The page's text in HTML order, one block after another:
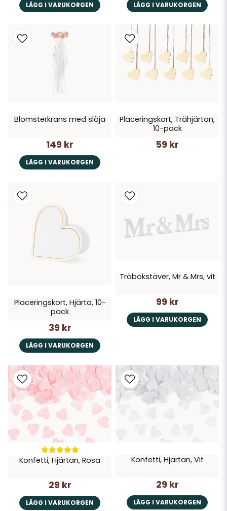
LÄGG I VARUKORGEN LÄGG I VARUKORGEN
Blomsterkrans med slöja
149 kr
LÄGG I VARUKORGEN
Placeringskort, Trähjärtan,
10-pack
59 kr
Placeringskort, Hjärta, 10-
pack
39 kr
LÄGG I VARUKORGEN
Träbokstäver, Mr & Mrs, vit
99 kr
LÄGG I VARUKORGEN
Konfetti, Hjärtan, Rosa
29 kr
LÄGG I VARUKORGEN
Konfetti, Hjärtan, Vit
29 kr
LÄGG I VARUKORGEN